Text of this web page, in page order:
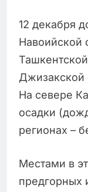
12 декабря
Навоийской
Джизакской
На севере
осадки
регионах –
Местами в
предгорных